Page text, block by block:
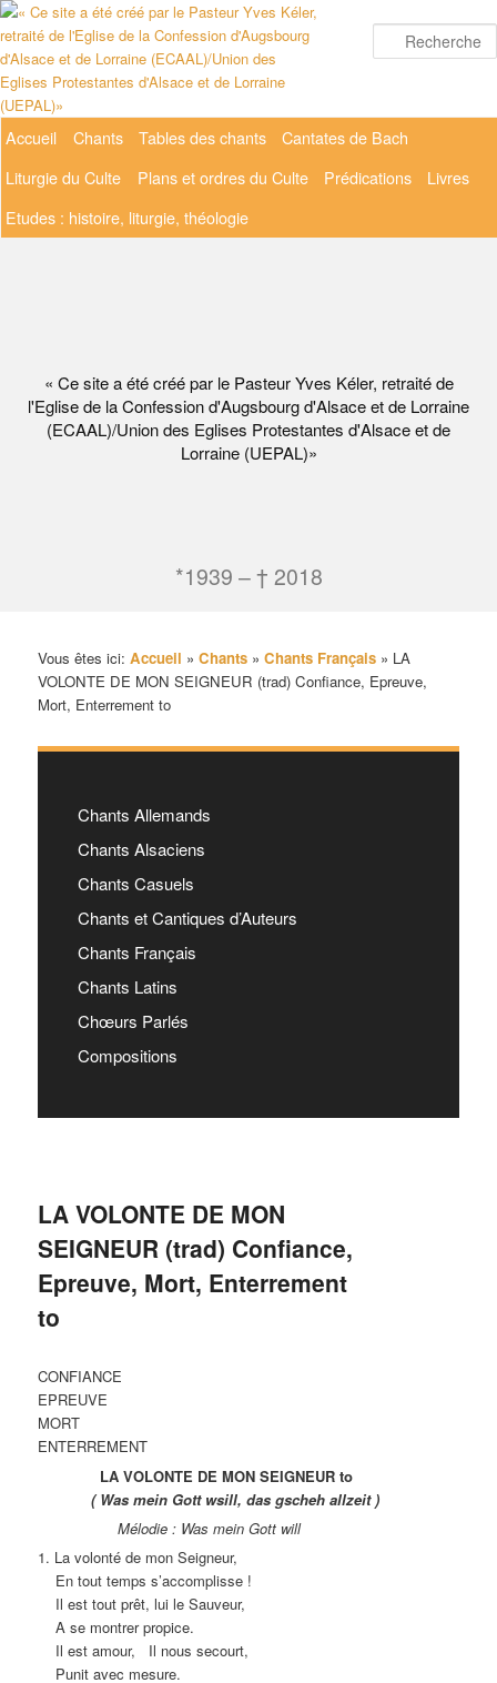
Aller
au
contenu
principal
« Ce site a été créé par le Pasteur Yves Kéler, retraité de
l'Eglise de la Confession d'Augsbourg d'Alsace et de Lorraine
(ECAAL)/Union des Eglises Protestantes d'Alsace et de
Lorraine (UEPAL)»
*1939 – † 2018
Menu
Accueil Chants Tables des chants
Cantates de Bach
Liturgie du Culte
Plans et ordres du Culte Prédications
Livres
Etudes : histoire, liturgie, théologie
LA VOLONTE DE MON
SEIGNEUR (trad) Confiance,
Epreuve, Mort, Enterrement
to
CONFIANCE
EPREUVE
MORT
ENTERREMENT
LA VOLONTE DE MON SEIGNEUR to
( Was mein Gott wsill, das gscheh allzeit )
Mélodie : Was mein Gott will
1. La volonté de mon Seigneur,
En tout temps s’accomplisse !
Il est tout prêt, lui le Sauveur,
A se montrer propice.
Il est amour, Il nous secourt,
Punit avec mesure.
Vous êtes ici:Accueil »Chants »Chants Français » LA
VOLONTE DE MON SEIGNEUR (trad) Confiance, Epreuve,
Mort, Enterrement to
Chants Allemands
Chants Alsaciens
Chants Casuels
Chants et Cantiques d’Auteurs
Chants Français
Chants Latins
Chœurs Parlés
Compositions